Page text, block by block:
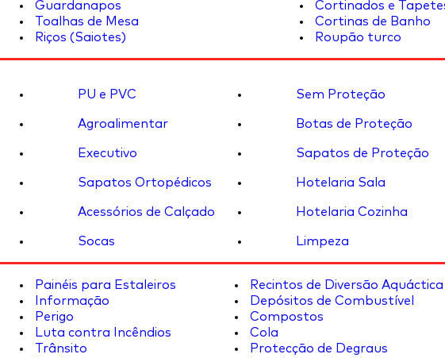
Guardanapos
Toalhas de Mesa
Riços (Saiotes)
Cortinados e
Cortinas de Banho
Roupão turco
PU e PVC
Agroalimentar
Executivo
Sapatos Ortopédicos
Acessórios de Calçado
Socas
Sem Proteção
Botas de Proteção
Sapatos de Proteção
Hotelaria Sala
Hotelaria Cozinha
Limpeza
Painéis para Estaleiros
Informação
Perigo
Luta contra Incêndios
Trânsito
Recintos de Diversão Aquáctica
Depósitos de Combustível
Compostos
Cola
Protecção de Degraus